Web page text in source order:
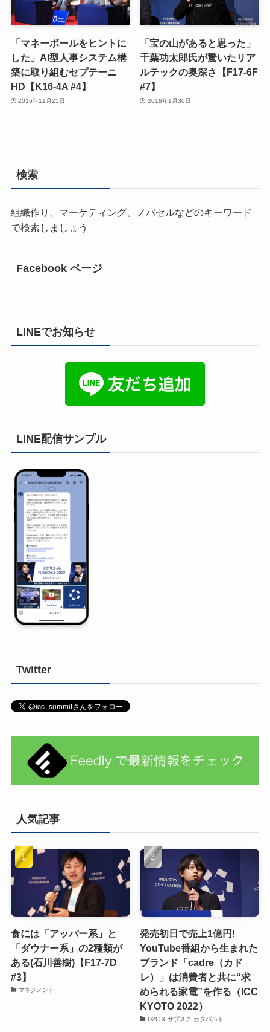
「マネーボールをヒントに
した」AI型人事システム構
築に取り組むセプテーニ
HD【K16-4A #4】
2016年11月25日
「宝の山があると思った」
千葉功太郎氏が驚いたリア
ルテックの奥深さ【F17-6F
#7】
2018年1月30日
検索
組織作り、マーケティング、ノバセルなどのキーワード
で検索しましょう
Facebook ページ
LINEでお知らせ
LINE配信サンプル
Twitter
人気記事
食には「アッパー系」と
「ダウナー系」の2種類が
ある(石川善樹)【F17-7D
#3】
マネジメント
発売初日で売上1億円!
YouTube番組から生まれた
ブランド「cadre（カド
レ）」は消費者と共に“求
められる家電”を作る（ICC
KYOTO 2022）
D2C & サブスク カタパルト